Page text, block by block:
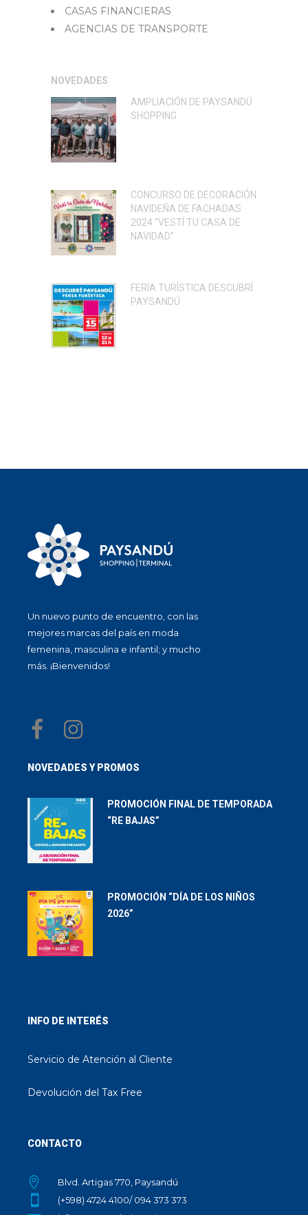
CASAS FINANCIERAS
AGENCIAS DE TRANSPORTE
NOVEDADES
AMPLIACIÓN DE PAYSANDÚ
SHOPPING
CONCURSO DE DECORACIÓN
NAVIDEÑA DE FACHADAS
2024 “VESTÍ TU CASA DE
NAVIDAD”
FERIA TURÍSTICA DESCUBRÍ
PAYSANDÚ
Un nuevo punto de encuentro, con las
mejores marcas del país en moda
femenina, masculina e infantil; y mucho
más. ¡Bienvenidos!
NOVEDADES Y PROMOS
PROMOCIÓN FINAL DE TEMPORADA
“RE BAJAS”
PROMOCIÓN “DÍA DE LOS NIÑOS
2026”
INFO DE INTERÉS
Servicio de Atención al Cliente
Devolución del Tax Free
CONTACTO
Blvd. Artigas 770, Paysandú
(+598) 4724 4100/ 094 373 373